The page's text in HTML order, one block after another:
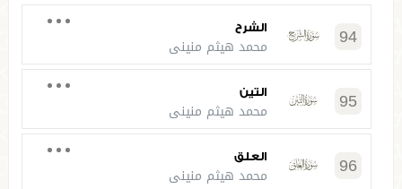
94 الشرح
محمد هيثم منيني
95 التين
محمد هيثم منيني
96 العلق
محمد هيثم منيني